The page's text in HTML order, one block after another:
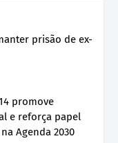
prisão de ex-
promove
e reforça papel
Agenda 2030